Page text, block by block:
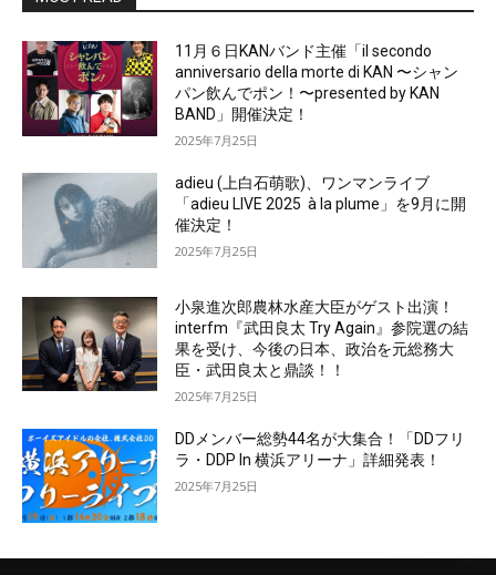
11月６日KANバンド主催「il secondo
anniversario della morte di KAN 〜シャン
パン飲んでポン！〜presented by KAN
BAND」開催決定！
2025年7月25日
adieu (上白石萌歌)、ワンマンライブ
「adieu LIVE 2025 à la plume」を9月に開
催決定！
2025年7月25日
小泉進次郎農林水産大臣がゲスト出演！
interfm『武田良太 Try Again』参院選の結
果を受け、今後の日本、政治を元総務大
臣・武田良太と鼎談！！
2025年7月25日
DDメンバー総勢44名が大集合！「DDフリ
ラ・DDP In 横浜アリーナ」詳細発表！
2025年7月25日